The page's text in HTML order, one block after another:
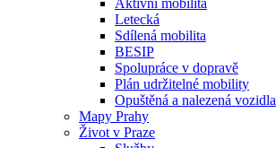
Aktivní mobilita
Letecká
Sdílená mobilita
BESIP
Spolupráce v dopravě
Plán udržitelné mobility
Opuštěná a nalezená vozidla
Mapy Prahy
Život v Praze